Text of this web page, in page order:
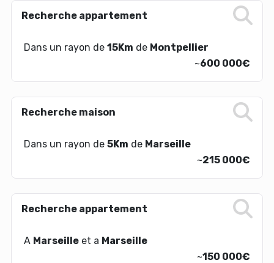
Recherche appartement
Dans un rayon de 15Km de Montpellier
~600 000€
Recherche maison
Dans un rayon de 5Km de Marseille
~215 000€
Recherche appartement
A Marseilleet a Marseille
~150 000€